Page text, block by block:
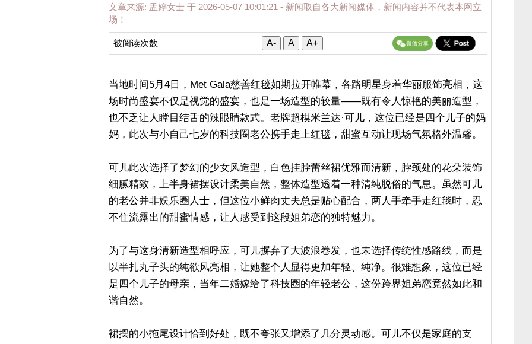
文章来源: 孟婷女士 于 2026-05-07 10:01:21 - 新闻取自各大新闻媒体，新闻内容并不代表本网立
场！
被阅读次数 A- A A+
当地时间5月4日，Met Gala慈善红毯如期拉开帷幕，各路明星身着华丽服饰亮相，这
场时尚盛宴不仅是视觉的盛宴，也是一场造型的较量——既有令人惊艳的美丽造型，
也不乏让人瞠目结舌的辣眼睛款式。老牌超模米兰达·可儿，这位已经是四个儿子的妈
妈，此次与小自己七岁的科技圈老公携手走上红毯，甜蜜互动让现场气氛格外温馨。
可儿此次选择了梦幻的少女风造型，白色挂脖蕾丝裙优雅而清新，脖颈处的花朵装饰
细腻精致，上半身裙摆设计柔美自然，整体造型透着一种清纯脱俗的气息。虽然可儿
的老公并非娱乐圈人士，但这位小鲜肉丈夫总是贴心配合，两人手牵手走红毯时，忍
不住流露出的甜蜜情感，让人感受到这段姐弟恋的独特魅力。
为了与这身清新造型相呼应，可儿摒弃了大波浪卷发，也未选择传统性感路线，而是
以半扎丸子头的纯欲风亮相，让她整个人显得更加年轻、纯净。很难想象，这位已经
是四个儿子的母亲，当年二婚嫁给了科技圈的年轻老公，这份跨界姐弟恋竟然如此和
谐自然。
裙摆的小拖尾设计恰到好处，既不夸张又增添了几分灵动感。可儿不仅是家庭的支